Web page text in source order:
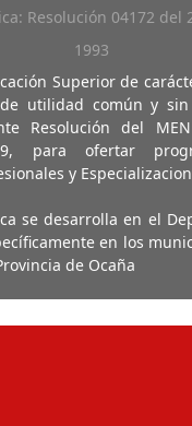
Resolución 04172 del
1993
Superior de
utilidad común y
Resolución del
para ofertar
y
se desarrolla en el
en los
de Ocaña